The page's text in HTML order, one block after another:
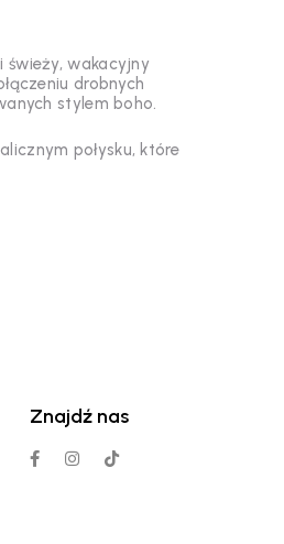
świeży, wakacyjny
drobnych
stylem boho.
połysku, które
Znajdź nas